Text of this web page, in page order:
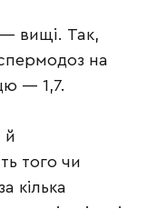
вищі. Так,
на
— 1,7.
й
того чи
кілька